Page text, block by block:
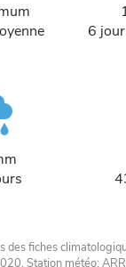
6
des fiches
. Station météo: